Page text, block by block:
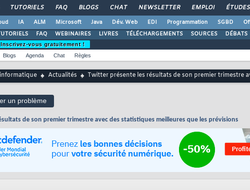
TUTORIELS FAQ BLOGS CHAT NEWSLETTER EMPLOI ÉTUDES
IA ALM Microsoft Java Dév. Web EDI Programmation SGBD
FAQ WEBINAIRES LIVRES TÉLÉCHARGEMENTS SOURCES DÉBATS
Inscrivez-vous gratuitement !
Blogs Agenda Chat Règles
Actualités Twitter présente les résultats de son premier trimestre
un problème
de son premier trimestre avec des statistiques meilleures que les prévisions